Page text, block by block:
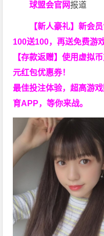
球盟会官网报道
【新人豪礼】新会
100送100，再送免费游
【存款返赠】使用虚拟
元红包优惠券！
最佳投注体验，超高游
育APP，等你来战。